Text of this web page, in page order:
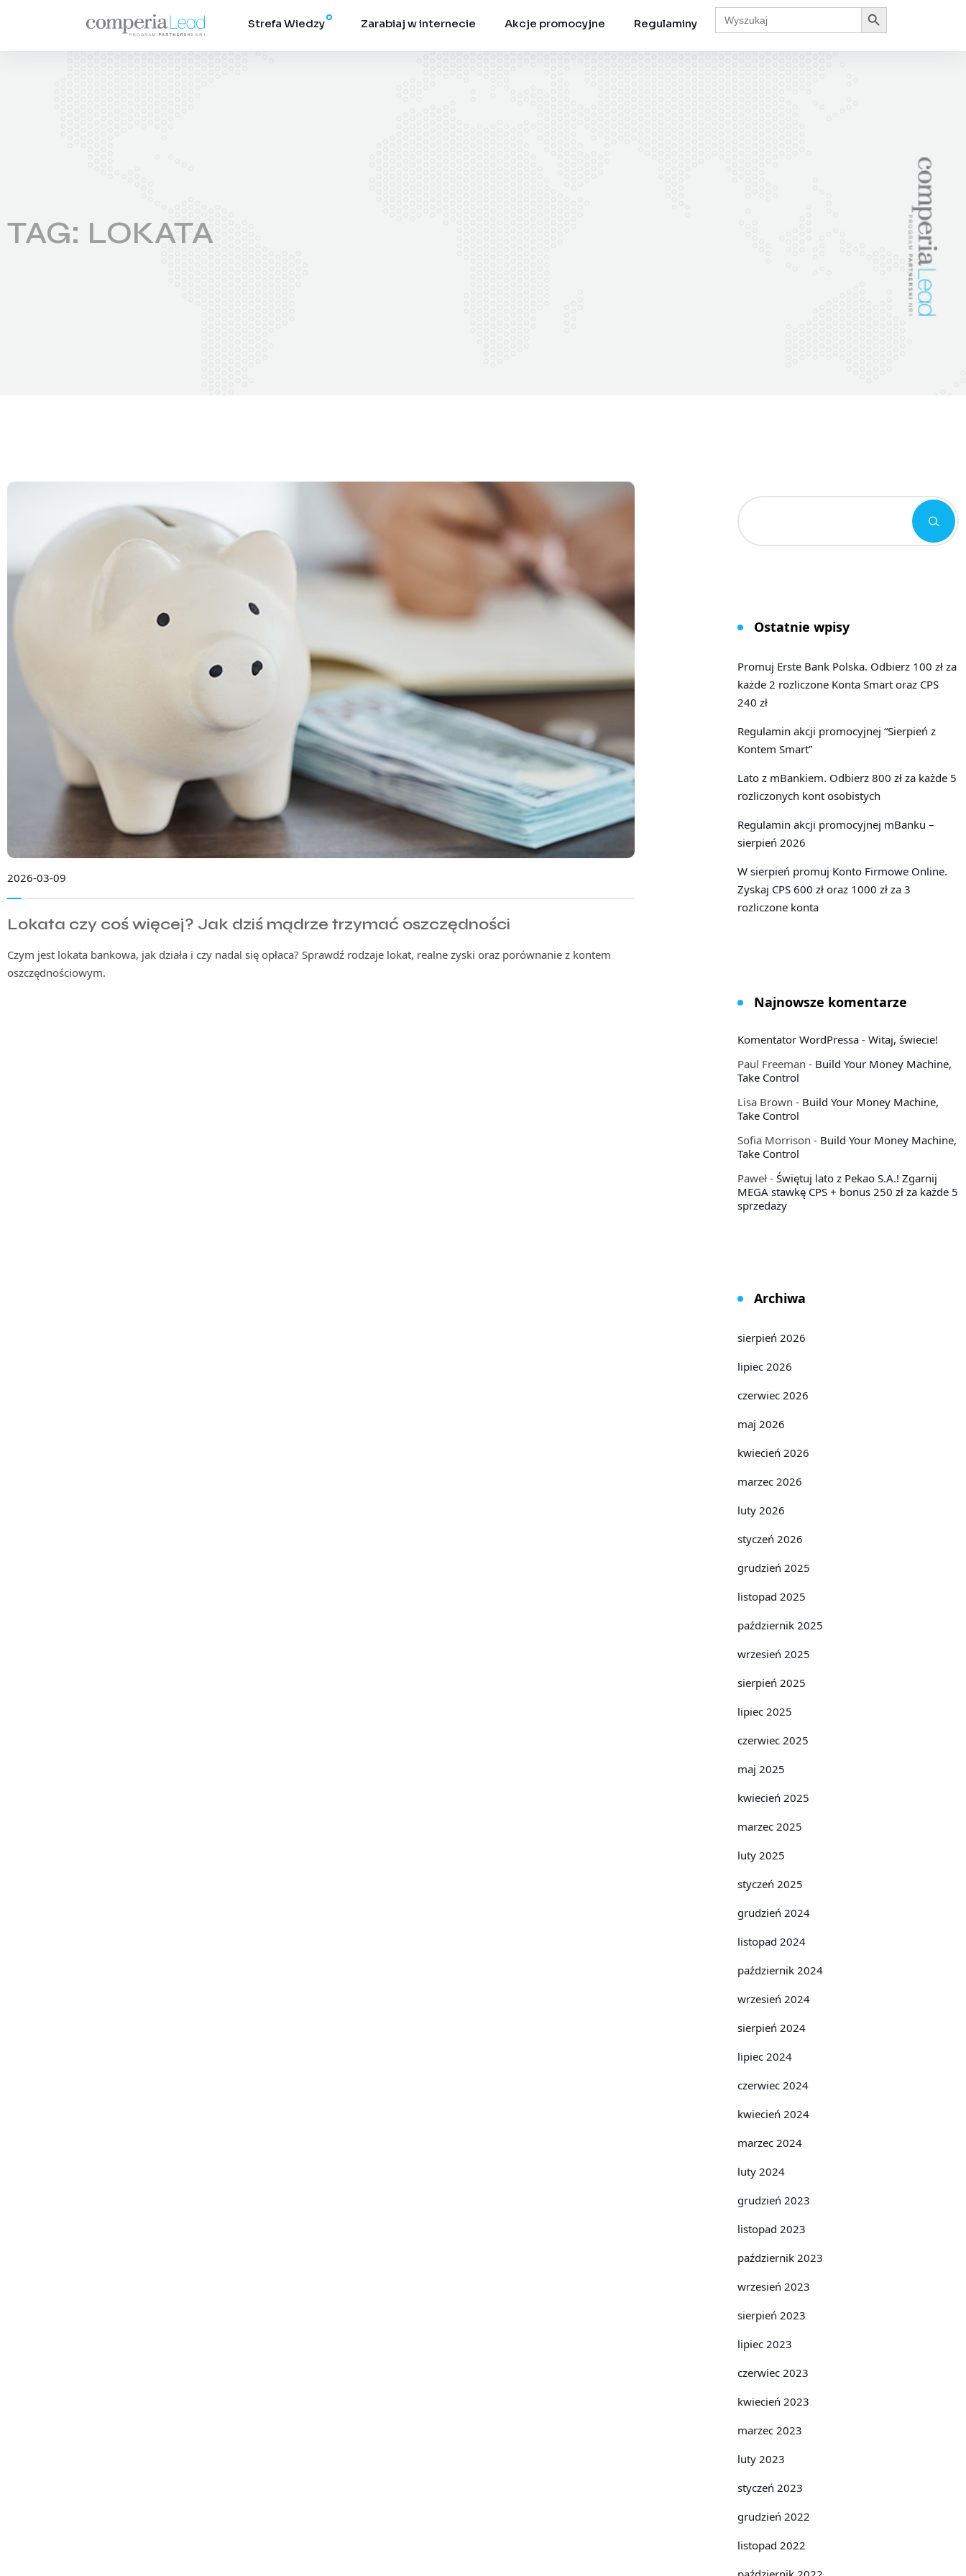
Strefa Wiedzy Zarabiaj w internecie Akcje promocyjne Regulaminy
Search
for:
Search Button
TAG: LOKATA
2026-03-09
Lokata czy coś więcej? Jak dziś mądrze trzymać oszczędności
Czym jest lokata bankowa, jak działa i czy nadal się opłaca? Sprawdź rodzaje lokat, realne zyski oraz porównanie z kontem
oszczędnościowym.
Ostatnie wpisy
Promuj Erste Bank Polska. Odbierz 100 zł za
każde 2 rozliczone Konta Smart oraz CPS
240 zł
Regulamin akcji promocyjnej “Sierpień z
Kontem Smart”
Lato z mBankiem. Odbierz 800 zł za każde 5
rozliczonych kont osobistych
Regulamin akcji promocyjnej mBanku –
sierpień 2026
W sierpień promuj Konto Firmowe Online.
Zyskaj CPS 600 zł oraz 1000 zł za 3
rozliczone konta
Najnowsze komentarze
Komentator WordPressa- Witaj, świecie!
Paul Freeman - Build Your Money Machine,
Take Control
Lisa Brown - Build Your Money Machine,
Take Control
Sofia Morrison - Build Your Money Machine,
Take Control
Paweł- Świętuj lato z Pekao S.A.! Zgarnij
MEGA stawkę CPS + bonus 250 zł za każde 5
sprzedaży
Archiwa
sierpień 2026
lipiec 2026
czerwiec 2026
maj 2026
kwiecień 2026
marzec 2026
luty 2026
styczeń 2026
grudzień 2025
listopad 2025
październik 2025
wrzesień 2025
sierpień 2025
lipiec 2025
czerwiec 2025
maj 2025
kwiecień 2025
marzec 2025
luty 2025
styczeń 2025
grudzień 2024
listopad 2024
październik 2024
wrzesień 2024
sierpień 2024
lipiec 2024
czerwiec 2024
kwiecień 2024
marzec 2024
luty 2024
grudzień 2023
listopad 2023
październik 2023
wrzesień 2023
sierpień 2023
lipiec 2023
czerwiec 2023
kwiecień 2023
marzec 2023
luty 2023
styczeń 2023
grudzień 2022
listopad 2022